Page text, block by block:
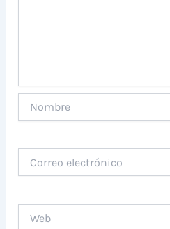
electrónico